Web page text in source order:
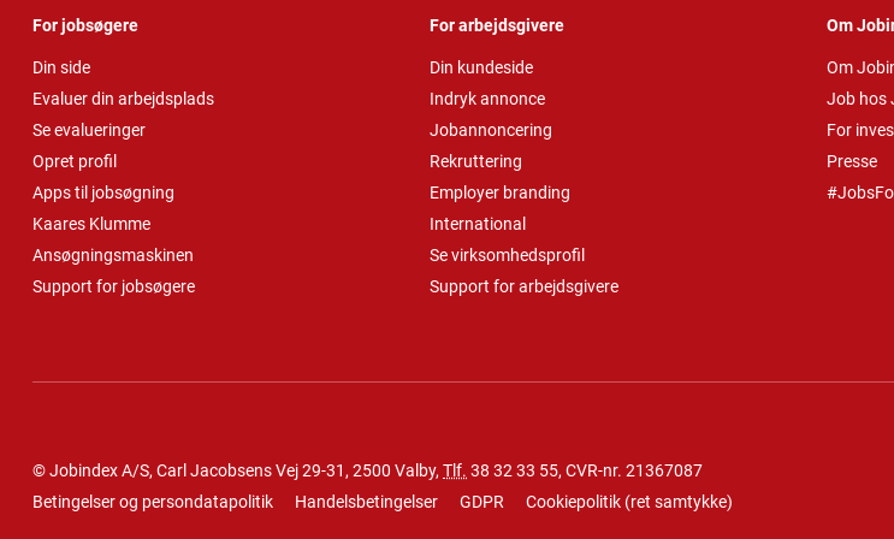
For jobsøgere
Din side
Evaluer din arbejdsplads
Se evalueringer
Opret profil
Apps til jobsøgning
Kaares Klumme
Ansøgningsmaskinen
Support for jobsøgere
For arbejdsgivere
Din kundeside
Indryk annonce
Jobannoncering
Rekruttering
Employer branding
International
Se virksomhedsprofil
Support for arbejdsgivere
Om
Om
Job hos
For
Presse
© Jobindex A/S, Carl Jacobsens Vej 29-31, 2500 Valby, Tlf. 38 32 33 55, CVR-nr. 21367087
Betingelser og persondatapolitik
Handelsbetingelser GDPR Cookiepolitik (ret samtykke)